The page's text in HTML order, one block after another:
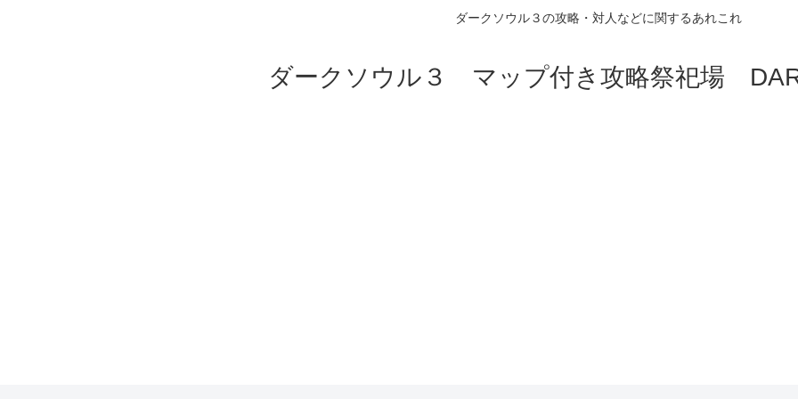
ダークソウル３の攻略・対人などに関するあれこれ
ダークソウル３ マップ付き攻略祭祀場